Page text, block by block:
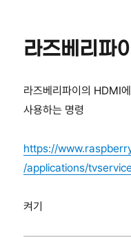
라즈베리파
라즈베리파이의 HDMI
사용하는 명령
https://
/applications/
켜기